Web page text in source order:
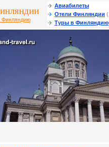
Финляндию
Авиабилеты
Отели Финляндии
Туры в Финляндию